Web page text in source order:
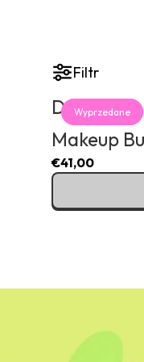
Filtr
Drippin' In
Makeup
€41,00
Wyprzedane